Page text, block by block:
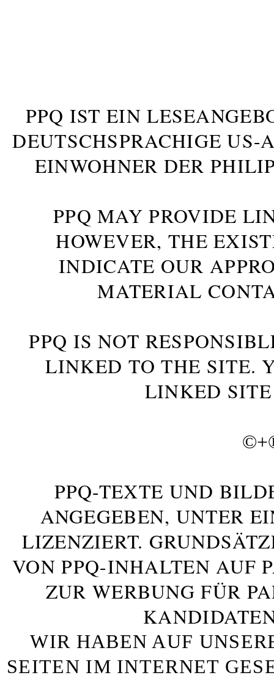
PPQ IST EIN
DEUTSCHSPRACHIGE US-
INWOHNER DER
PPQ MAY PROVIDE
HOWEVER, THE
INDICATE OUR
MATERIAL
PPQ IS NOT
LINKED TO THE SITE.
LINKED
©+
PPQ-TEXTE UND
ANGEGEBEN, UNTER
LIZENZIERT.
VON PPQ-INHALTEN AUF
ZUR WERBUNG FÜR
WIR HABEN AUF
SEITEN IM INTERNET